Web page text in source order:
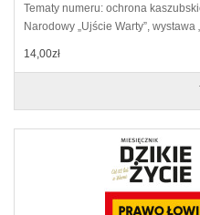
Tematy numeru: ochrona
Narodowy „Ujście Warty”, wystawa
14,00zł